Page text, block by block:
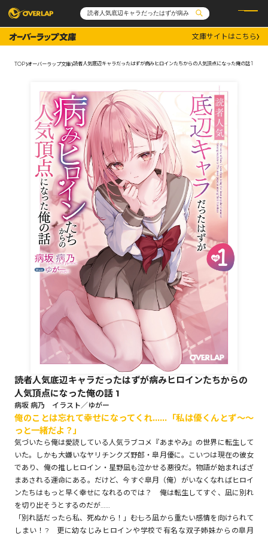
コミックガルド
コミッククリエ
文庫
ノベルス
コミックエッセイ
ポケットモンスター
アニメ
ゲーム
OVERLAP STORE
オーバーラップ広報室
企業
会社概要
採用情報
アクセス
オーバーラップホールディングス
お問い合わせはこちら
オーバーラップ文庫
オーバーラップノベルス
オーバーラップノベルスf
ロサージュノベルス
コミックガルド
コミックパルフェ
文庫サイトはこちら
TOP オーバーラップ文庫 読者人気底辺キャラだったはずが病みヒロインたちからの人気頂点になった俺の話 1
読者人気底辺キャラだったはずが病みヒロインたちからの
人気頂点になった俺の話 1
病坂 病乃 イラスト／ゆがー
俺のことは忘れて幸せになってくれ……「私は優くんとず～～
っと一緒だよ？」
気づいたら俺は愛読している人気ラブコメ『あまやみ』の世界に転生して
いた。しかも大嫌いなヤリチンクズ野郎・皐月優に。こいつは現在の彼女
であり、俺の推しヒロイン・星野凪も泣かせる悪役だ。物語が始まればざ
まあされる運命にある。だけど、今すぐ皐月（俺）がいなくなればヒロイ
ンたちはもっと早く幸せになれるのでは？ 俺は転生してすぐ、凪に別れ
を切り出そうとするのだが……
「別れ話だったら私、死ぬから！」――むしろ凪から重たい感情を向けられて
しまい！? 更に幼なじみヒロインや学校で有名な双子姉妹からの皐月